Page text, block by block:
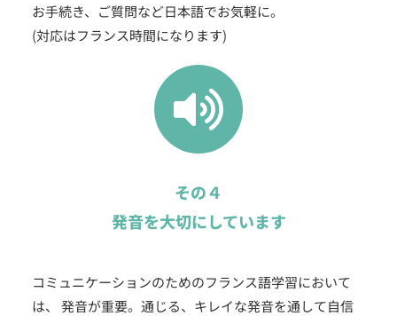
お手続き、ご質問など日本語でお気軽に。
(対応はフランス時間になります)
その４
発音を大切にしています
コミュニケーションのためのフランス語学習において
は、 発音が重要。通じる、キレイな発音を通して自信